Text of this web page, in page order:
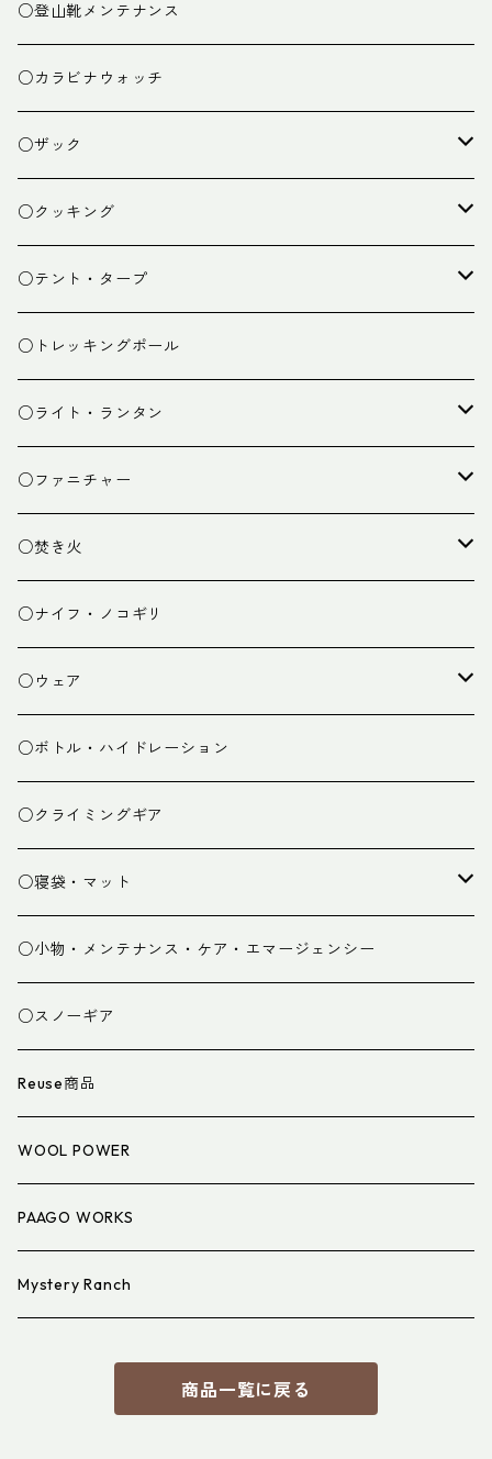
○登山靴メンテナンス
○カラビナウォッチ
○ザック
ザック
スタッフバッグ
ザック小物
○クッキング
クッカー
バーナー
カトラリー
クッキング小物
○テント・タープ
テント
タープ
ペグ・ハンマー・小物
○トレッキングポール
○ライト・ランタン
ライト
ランタン
○ファニチャー
テーブル
チェア
○焚き火
焚き火台
焚き火小物
○ナイフ・ノコギリ
○ウェア
ミドルレイヤー
ベースレイヤー
パンツ
グローブ
スパッツ・ゲイター
衣類小物
アイウェア
○ボトル・ハイドレーション
○クライミングギア
○寝袋・マット
寝袋
マット
寝具小物
○小物・メンテナンス・ケア・エマージェンシー
○スノーギア
Reuse商品
WOOL POWER
PAAGO WORKS
Mystery Ranch
商品一覧に戻る